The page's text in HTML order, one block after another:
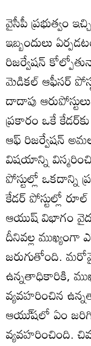
వైసీపీ ప్రభుత్వం
ఇబ్బందులు
రిజర్వేషన్‌
మెడికల్‌ ఆఫీసర్‌
దాదాపు
ప్రకారం ఒకే
ఆఫ్‌ రిజర్వేషన్‌
విషయాన్ని
పోస్టుల్లో ఒకదాన్ని
కేడర్‌ పోస్టుల్లో
ఆయుష్‌ విభాగం
దీనివల్ల ముఖ్యంగా
జరుగుతోంది.
ఉన్నతాధికారికి,
వ్యవహరించిన
ఆయు్‌షలో ఏం
వ్యవహరించింది.